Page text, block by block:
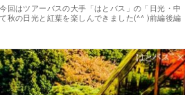
回はツアーバスの大手「はとバス」の「日光・中
秋の日光と紅葉を楽しんできました(^^ )前編後編